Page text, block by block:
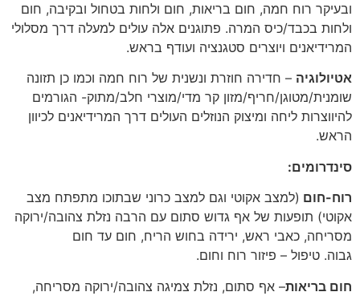
ובעיקר רוח חמה, חום בריאות, חום ולחות בטחול ובקיבה, חום
ולחות בכבד/כיס המרה. פתוגנים אלה עולים למעלה דרך מסלולי
המרידיאנים ויוצרים סטגנציה ועודף בראש.
אטיולוגיה – חדירה חוזרת ונשנית של רוח חמה וכמו כן תזונה
שומנית/מטוגן/חריף/מזון קר מדי/מוצרי חלב/מתוק- הגורמים
להיווצרות ליחה ומיצוק הנוזלים העולים דרך המרידיאנים לכיוון
הראש.
סינדרומים:
רוח-חום (למצב אקוטי וגם למצב כרוני שבתוכו מתפתח מצב
אקוטי) תופעות של אף גדוש סתום עם הרבה נזלת צהובה/ירוקה
מסריחה, כאבי ראש, ירידה בחוש הריח, חום עד חום
גבוה. טיפול – פיזור רוח וחום.
חום בריאות– אף סתום, נזלת צמיגה צהובה/ירוקה מסריחה,